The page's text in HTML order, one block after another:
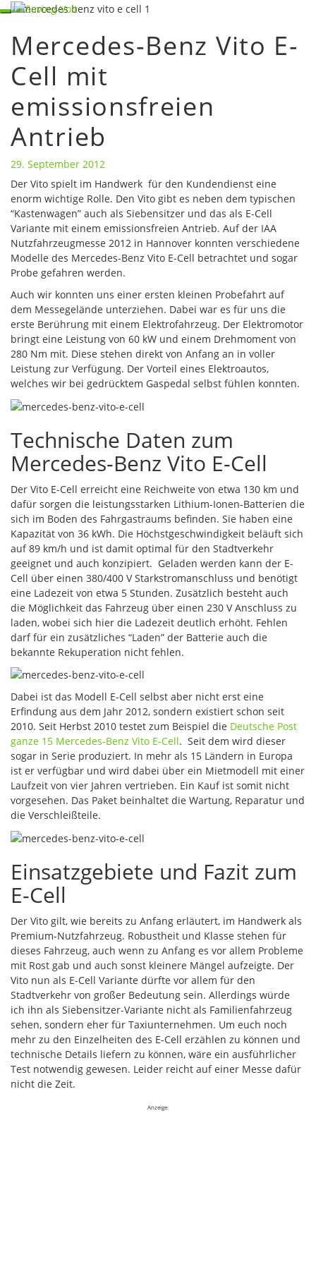
Skip
content
Toggle
Mercedes-
Benz
Vito
E-
mit
emissionsfreien
Antrieb
Mercedes-Benz Vito E-
Cell mit
emissionsfreien
Antrieb
29. September 2012
Der Vito spielt im Handwerk für den Kundendienst eine
enorm wichtige Rolle. Den Vito gibt es neben dem typischen
“Kastenwagen” auch als Siebensitzer und das als E-Cell
Variante mit einem emissionsfreien Antrieb. Auf der IAA
Nutzfahrzeugmesse 2012 in Hannover konnten verschiedene
Modelle des Mercedes-Benz Vito E-Cell betrachtet und sogar
Probe gefahren werden.
Auch wir konnten uns einer ersten kleinen Probefahrt auf
dem Messegelände unterziehen. Dabei war es für uns die
erste Berührung mit einem Elektrofahrzeug. Der Elektromotor
bringt eine Leistung von 60 kW und einem Drehmoment von
280 Nm mit. Diese stehen direkt von Anfang an in voller
Leistung zur Verfügung. Der Vorteil eines Elektroautos,
welches wir bei gedrücktem Gaspedal selbst fühlen konnten.
Technische Daten zum
Mercedes-Benz Vito E-Cell
Der Vito E-Cell erreicht eine Reichweite von etwa 130 km und
dafür sorgen die leistungsstarken Lithium-Ionen-Batterien die
sich im Boden des Fahrgastraums befinden. Sie haben eine
Kapazität von 36 kWh. Die Höchstgeschwindigkeit beläuft sich
auf 89 km/h und ist damit optimal für den Stadtverkehr
geeignet und auch konzipiert. Geladen werden kann der E-
Cell über einen 380/400 V Starkstromanschluss und benötigt
eine Ladezeit von etwa 5 Stunden. Zusätzlich besteht auch
die Möglichkeit das Fahrzeug über einen 230 V Anschluss zu
laden, wobei sich hier die Ladezeit deutlich erhöht. Fehlen
darf für ein zusätzliches “Laden” der Batterie auch die
bekannte Rekuperation nicht fehlen.
Dabei ist das Modell E-Cell selbst aber nicht erst eine
Erfindung aus dem Jahr 2012, sondern existiert schon seit
2010. Seit Herbst 2010 testet zum Beispiel die Deutsche Post
ganze 15 Mercedes-Benz Vito E-Cell. Seit dem wird dieser
sogar in Serie produziert. In mehr als 15 Ländern in Europa
ist er verfügbar und wird dabei über ein Mietmodell mit einer
Laufzeit von vier Jahren vertrieben. Ein Kauf ist somit nicht
vorgesehen. Das Paket beinhaltet die Wartung, Reparatur und
die Verschleißteile.
Einsatzgebiete und Fazit zum
E-Cell
Der Vito gilt, wie bereits zu Anfang erläutert, im Handwerk als
Premium-Nutzfahrzeug. Robustheit und Klasse stehen für
dieses Fahrzeug, auch wenn zu Anfang es vor allem Probleme
mit Rost gab und auch sonst kleinere Mängel aufzeigte. Der
Vito nun als E-Cell Variante dürfte vor allem für den
Stadtverkehr von großer Bedeutung sein. Allerdings würde
ich ihn als Siebensitzer-Variante nicht als Familienfahrzeug
sehen, sondern eher für Taxiunternehmen. Um euch noch
mehr zu den Einzelheiten des E-Cell erzählen zu können und
technische Details liefern zu können, wäre ein ausführlicher
Test notwendig gewesen. Leider reicht auf einer Messe dafür
nicht die Zeit.
Anzeige: